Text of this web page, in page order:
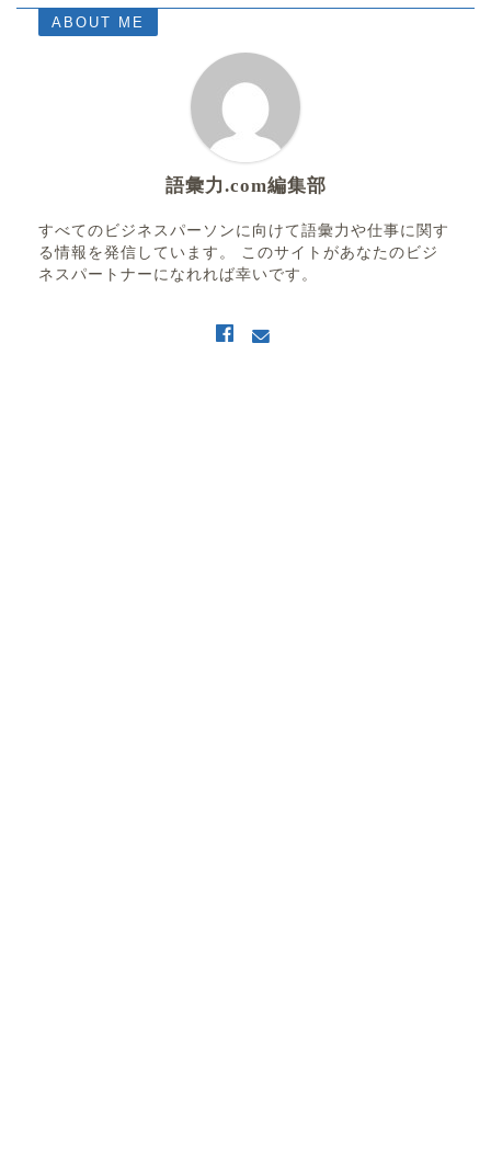
ABOUT ME
語彙力.com編集部
すべてのビジネスパーソンに向けて語彙力や仕事に関す
る情報を発信しています。 このサイトがあなたのビジ
ネスパートナーになれれば幸いです。